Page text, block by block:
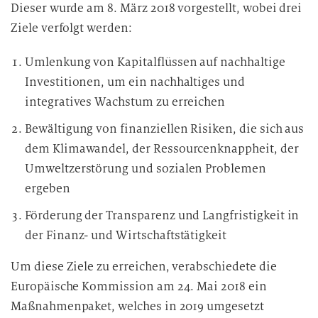
Dieser wurde am 8. März 2018 vorgestellt, wobei drei
Ziele verfolgt werden:
Umlenkung von Kapitalflüssen auf nachhaltige
Investitionen, um ein nachhaltiges und
integratives Wachstum zu erreichen
Bewältigung von finanziellen Risiken, die sich aus
dem Klimawandel, der Ressourcenknappheit, der
Umweltzerstörung und sozialen Problemen
ergeben
Förderung der Transparenz und Langfristigkeit in
der Finanz- und Wirtschaftstätigkeit
Um diese Ziele zu erreichen, verabschiedete die
Europäische Kommission am 24. Mai 2018 ein
Maßnahmenpaket, welches in 2019 umgesetzt